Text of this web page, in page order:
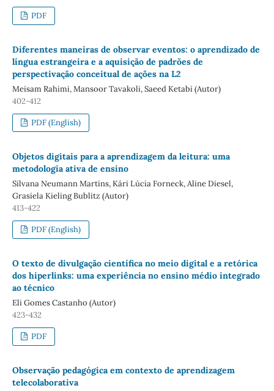
PDF
Diferentes maneiras de observar eventos: o aprendizado de
língua estrangeira e a aquisição de padrões de
perspectivação conceitual de ações na L2
Meisam Rahimi, Mansoor Tavakoli, Saeed Ketabi (Autor)
402-412
PDF (English)
Objetos digitais para a aprendizagem da leitura: uma
metodologia ativa de ensino
Silvana Neumann Martins, Kári Lúcia Forneck, Aline Diesel,
Grasiela Kieling Bublitz (Autor)
413-422
PDF (English)
O texto de divulgação científica no meio digital e a retórica
dos hiperlinks: uma experiência no ensino médio integrado
ao técnico
Eli Gomes Castanho (Autor)
423-432
PDF
Observação pedagógica em contexto de aprendizagem
telecolaborativa